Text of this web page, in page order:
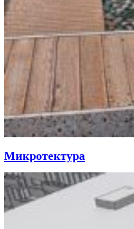
Микротектура